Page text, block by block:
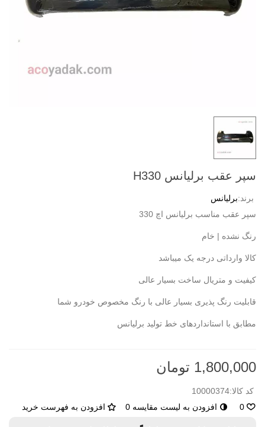
سپر عقب برلیانس H330
برند:برلیانس
سپر عقب مناسب برلیانس اچ 330
رنگ نشده | خام
کالا وارداتی درجه یک میباشد
کیفیت و متریال ساخت بسیار عالی
قابلیت رنگ پذیری بسیار عالی با رنگ مخصوص خودرو شما
مطابق با استانداردهای خط تولید برلیانس
1,800,000 تومان
کد کالا:10000374
0
افزودن به لیست مقایسه 0 افزودن به فهرست خرید